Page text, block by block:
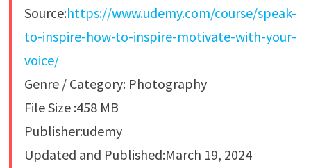
Source:https://www.udemy.com/course/speak-
to-inspire-how-to-inspire-motivate-with-your-
voice/
Genre / Category: Photography
File Size :458 MB
Publisher:udemy
Updated and Published:March 19, 2024